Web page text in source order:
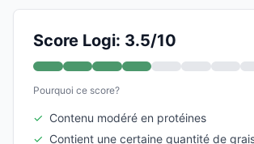
Score Logi: 3.5/10
Pourquoi ce score?
✓ Contenu modéré en protéines
✓ Contient une certaine quantité de